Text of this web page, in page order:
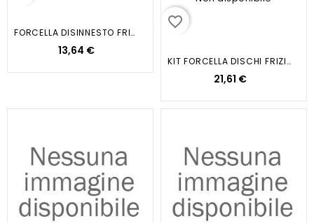
FORCELLA DISINNESTO FRIZIONE...
13,64 €
favorite_border
KIT FORCELLA DISCHI FRIZIONE...
21,61 €